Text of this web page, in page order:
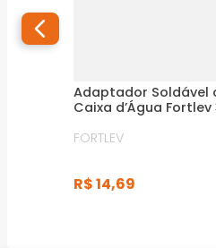
Adaptador Soldável
Caixa d’Água Fortlev
FORTLEV
R$14,69